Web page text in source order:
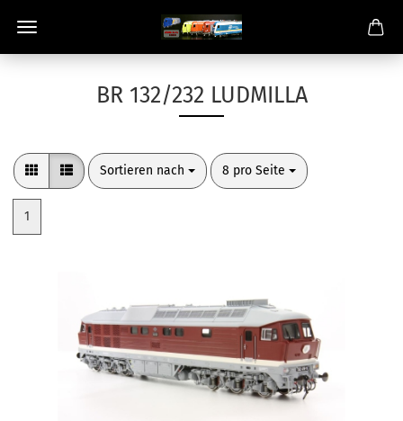
BR 132/232 LUDMILLA
Sortieren nach
Sortieren nach 8 pro Seite
pro Seite
1